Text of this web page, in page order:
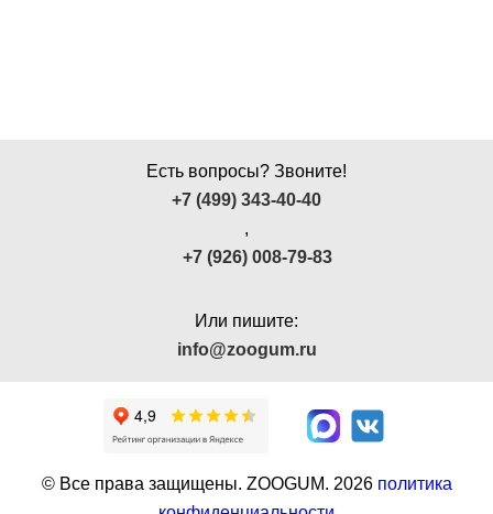
Есть вопросы? Звоните!
+7 (499) 343-40-40
,
+7 (926) 008-79-83
Или пишите:
info@zoogum.ru
© Все права защищены. ZOOGUM. 2026 политика